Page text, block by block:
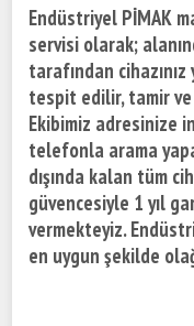
Endüstriyel PİMAK
servisi olarak;
tarafından
tespit edilir, tamir ve
Ekibimiz adresinize
telefonla arama
dışında kalan tüm
güvencesiyle 1 yıl
vermekteyiz.
en uygun şekilde